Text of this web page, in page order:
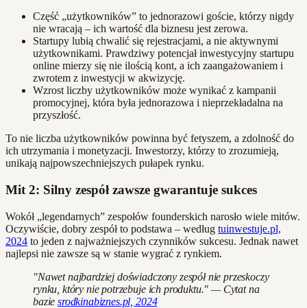
Część „użytkowników” to jednorazowi goście, którzy nigdy
nie wracają – ich wartość dla biznesu jest zerowa.
Startupy lubią chwalić się rejestracjami, a nie aktywnymi
użytkownikami. Prawdziwy potencjał inwestycyjny startupu
online mierzy się nie ilością kont, a ich zaangażowaniem i
zwrotem z inwestycji w akwizycję.
Wzrost liczby użytkowników może wynikać z kampanii
promocyjnej, która była jednorazowa i nieprzekładalna na
przyszłość.
To nie liczba użytkowników powinna być fetyszem, a zdolność do
ich utrzymania i monetyzacji. Inwestorzy, którzy to zrozumieją,
unikają najpowszechniejszych pułapek rynku.
Mit 2: Silny zespół zawsze gwarantuje sukces
Wokół „legendarnych” zespołów founderskich narosło wiele mitów.
Oczywiście, dobry zespół to podstawa – według tuinwestuje.pl,
2024 to jeden z najważniejszych czynników sukcesu. Jednak nawet
najlepsi nie zawsze są w stanie wygrać z rynkiem.
"Nawet najbardziej doświadczony zespół nie przeskoczy
rynku, który nie potrzebuje ich produktu." — Cytat na
baziesrodkinabiznes.pl, 2024